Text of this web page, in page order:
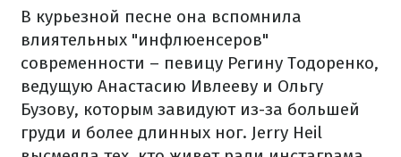
В курьезной песне она вспомнила
влиятельных "инфлюенсеров"
современности – певицу Регину Тодоренко,
ведущую Анастасию Ивлееву и Ольгу
Бузову, которым завидуют из-за большей
груди и более длинных ног. Jerry Heil